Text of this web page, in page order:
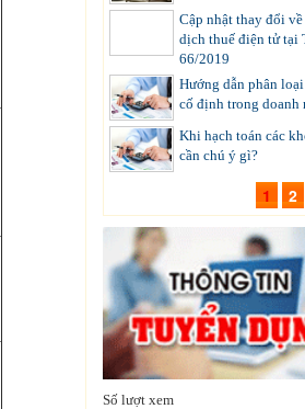
Cập nhật thay đổi
dịch thuế điện tử tại
66/2019
Hướng dẫn phân loại
cố định trong doanh
Khi hạch toán các
cần chú ý gì?
1 2
Số lượt xem